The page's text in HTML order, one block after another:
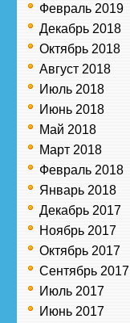
Февраль 2019
Декабрь 2018
Октябрь 2018
Август 2018
Июль 2018
Июнь 2018
Май 2018
Март 2018
Февраль 2018
Январь 2018
Декабрь 2017
Ноябрь 2017
Октябрь 2017
Сентябрь 2017
Июль 2017
Июнь 2017